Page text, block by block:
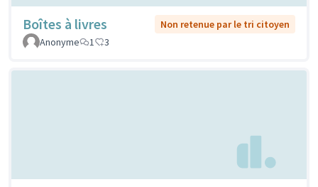
Boîtes à livres
Non retenue par le tri citoyen
Anonyme
1 3